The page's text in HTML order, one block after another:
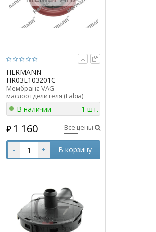
HERMANN
HR03E103201C
Мембрана VAG
маслоотделителя (Fabia)
Hermann HR03E103201C
аналог 03E103201C
В наличии 1 шт.
₽ 1 160 Все цены
- + В корзину